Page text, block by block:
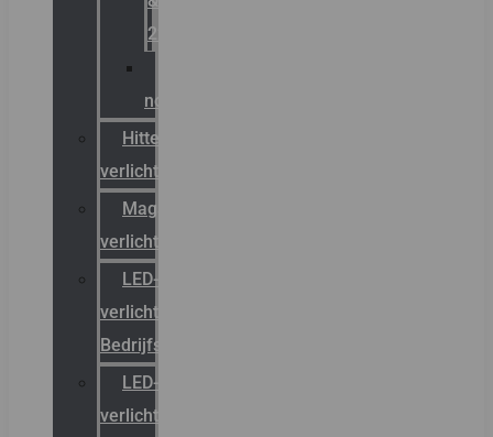
22
noodverlichting
Hittebestendige
verlichting
Magazijn
verlichting
LED-
verlichting
Bedrijfshal
LED-
verlichting